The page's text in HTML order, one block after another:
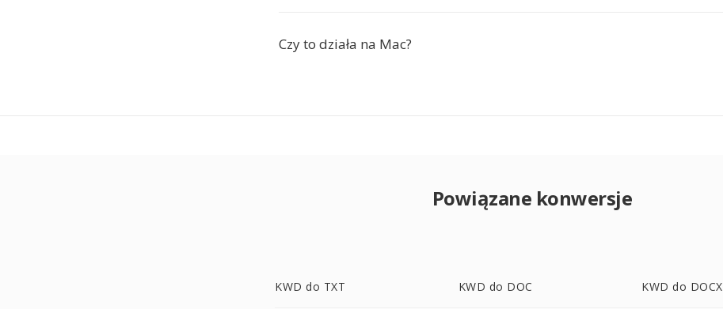
Czy to działa na Mac?
Powiązane konwersje
KWD do TXT KWD do DOC KWD do DOCX